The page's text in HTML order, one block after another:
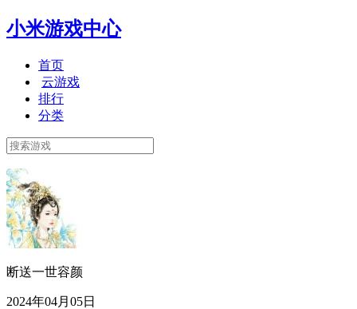
小米游戏中心
首页
云游戏
排行
分类
断送一世容颜
2024年04月05日